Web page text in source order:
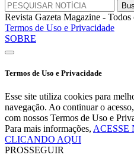
Revista Gazeta Magazine - Todos
Termos de Uso e Privacidade
SOBRE
Termos de Uso e Privacidade
Esse site utiliza cookies para
navegação. Ao continuar o
com nossos Termos de Uso e
Para mais informações, ACESSE
CLICANDO AQUI
PROSSEGUIR